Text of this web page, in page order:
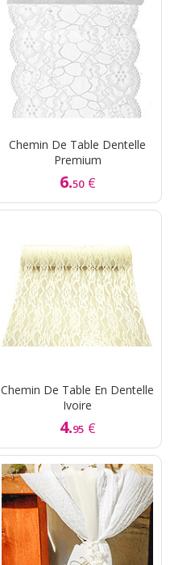
Chemin De Table Dentelle
Premium
6.50 €
Chemin De Table En Dentelle
Ivoire
4.95 €